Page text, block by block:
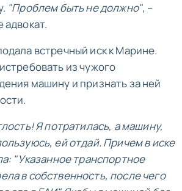
"Проблем быть не должно", –
адвокат.
встречный иск к Марине.
из чужого
машину и признать за ней
Я потратилась, а машину,
ей отдай. Причем в иске
"Указанное транспортное
в собственность, после чего